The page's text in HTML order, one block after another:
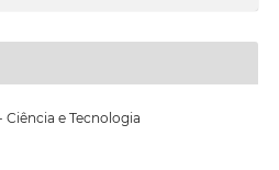
Ciência e Tecnologia